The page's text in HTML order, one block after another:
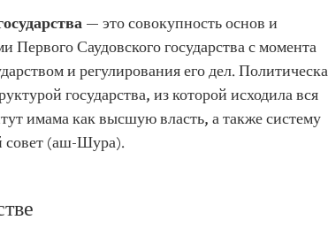
— это совокупность основ и
Саудовского государства с момента
и регулирования его дел.
государства, из которой исходила вся
имама как высшую власть, а также систему
совет (аш-Шура).